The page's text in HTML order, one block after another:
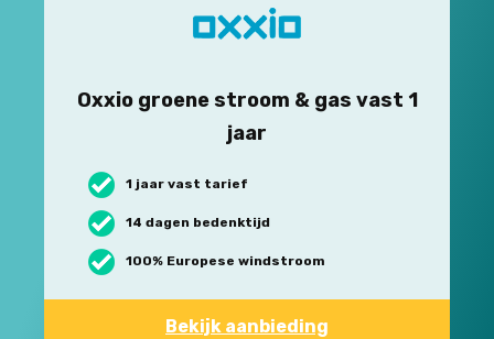
Oxxio groene stroom & gas vast 1
jaar
1 jaar vast tarief
14 dagen bedenktijd
100% Europese windstroom
Bekijk aanbieding